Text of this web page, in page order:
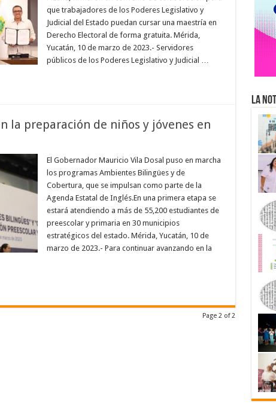
que trabajadores de los Poderes Legislativo y
Judicial del Estado puedan cursar una maestría en
Derecho Electoral de forma gratuita. Mérida,
Yucatán, 10 de marzo de 2023.- Servidores
públicos de los Poderes Legislativo y Judicial …
la preparación de niños y jóvenes en
El Gobernador Mauricio Vila Dosal puso en marcha
los programas Ambientes Bilingües y de
Cobertura, que se impulsan como parte de la
Agenda Estatal de Inglés.En una primera etapa se
estará atendiendo a más de 55,200 estudiantes de
preescolar y primaria en 30 municipios
estratégicos del estado. Mérida, Yucatán, 10 de
marzo de 2023.- Para continuar avanzando en la
Page 2 of 2
La